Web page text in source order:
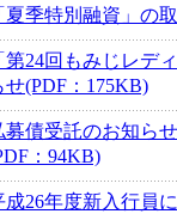
夏季特別融資」の
第24回もみじレデ
せ(PDF：175KB)
募債受託のお知ら
：94KB)
成26年度新入行員